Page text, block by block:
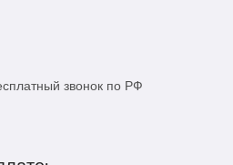
звонок по РФ